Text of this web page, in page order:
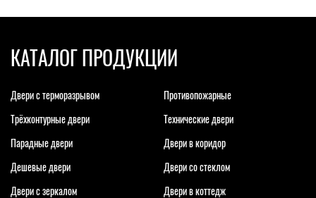
КАТАЛОГ ПРОДУКЦИИ
Двери с терморазрывом
Противопожарные
Трёхконтурные двери
Технические двери
Парадные двери
Двери в коридор
Дешевые двери
Двери со стеклом
Двери с зеркалом
Двери в коттедж